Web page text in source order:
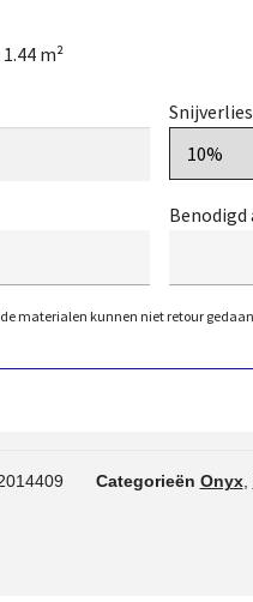
1.44m²
Snijverlies
materialen kunnen niet retour
Categorieën Onyx,